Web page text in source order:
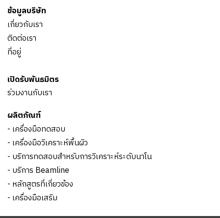
ข้อมูลบริษัท
เกี่ยวกับเรา
ติดต่อเรา
ที่อยู่
เปิดรับพันธมิตร
ร่วมงานกับเรา
ผลิตภัณฑ์
- เครื่องมือทดสอบ
- เครื่องมือวิเคราะห์พื้นผิว
- บริการทดสอบสำหรับการวิเคราะห์ระดับนาโน
- บริการ Beamline
- หลักสูตรที่เกี่ยวข้อง
- เครื่องมือเสริม